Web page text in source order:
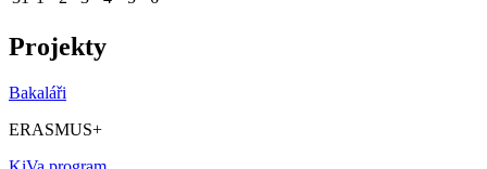
Projekty
Bakaláři
ERASMUS+